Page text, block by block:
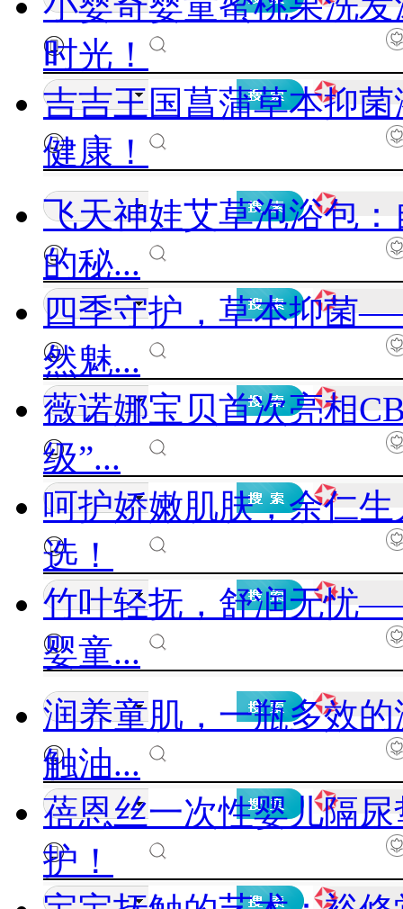
时光！
吉吉王国菖蒲草本抑
健康！
飞天神娃艾草泡浴包
的秘...
四季守护，草本抑菌
然魅...
薇诺娜宝贝首次亮相
级”...
呵护娇嫩肌肤，余仁
选！
竹叶轻抚，舒润无忧
婴童...
润养童肌，一瓶多效
触油...
蓓恩丝一次性婴儿隔
护！